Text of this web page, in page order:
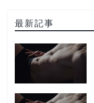
最新記事